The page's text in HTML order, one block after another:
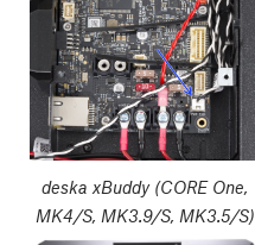
deska xBuddy (CORE One,
MK4/S, MK3.9/S, MK3.5/S)